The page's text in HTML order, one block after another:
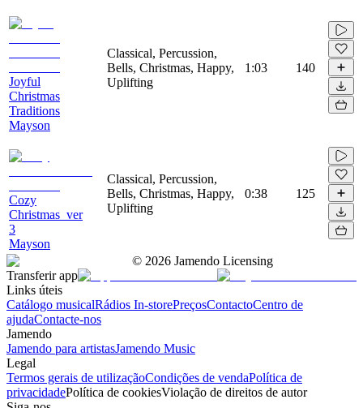
Joyful
Christmas
Traditions
Mayson
Classical, Percussion,
Bells, Christmas, Happy,
Uplifting
1:03 140
Cozy
Christmas_ver
3
Mayson
Classical, Percussion,
Bells, Christmas, Happy,
Uplifting
0:38 125
© 2026 Jamendo Licensing
Transferir app
Links úteis
Catálogo musicalRádios In-storePreçosContactoCentro de
ajudaContacte-nos
Jamendo
Jamendo para artistasJamendo Music
Legal
Termos gerais de utilizaçãoCondições de vendaPolítica de
privacidadePolítica de cookiesViolação de direitos de autor